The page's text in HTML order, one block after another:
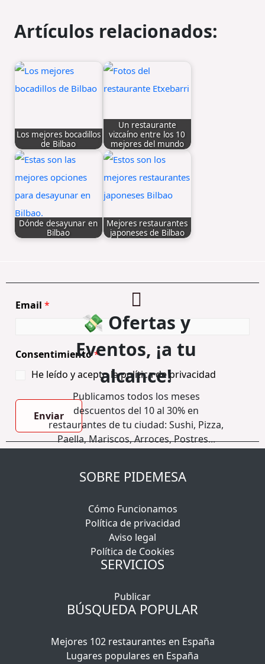
Artículos relacionados:
Los mejores bocadillos
de Bilbao
Un restaurante
vizcaíno entre los 10
mejores del mundo
Dónde desayunar en
Bilbao
Mejores restaurantes
japoneses de Bilbao
💸 Ofertas y
Eventos, ¡a tu
alcance!
Publicamos todos los meses
descuentos del 10 al 30% en
restaurantes de tu ciudad: Sushi, Pizza,
Paella, Mariscos, Arroces, Postres...
C
s
e
i
i
e
Email *
Consentimiento*
He leído y acepto la política de privacidad
Enviar
SOBRE PIDEMESA
Cómo Funcionamos
Política de privacidad
Aviso legal
Política de Cookies
SERVICIOS
Publicar
BÚSQUEDA POPULAR
Mejores 102 restaurantes en España
Lugares populares en España